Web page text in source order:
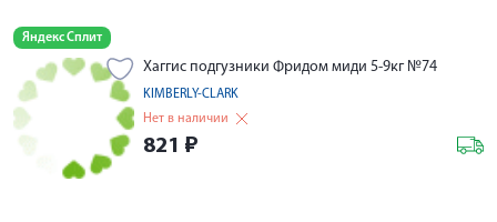
Яндекс Сплит
Хаггис подгузники Фридом миди 5-9кг №74
KIMBERLY-CLARK
Нет в наличии
821 ₽